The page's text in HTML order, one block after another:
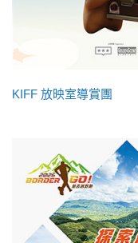
KIFF 放映室導賞團